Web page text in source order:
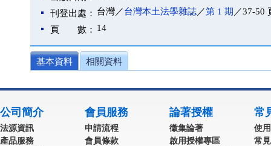
刊登出處： 台灣／台灣本土法學雜誌／第 1 期 ／37-50
頁 數： 14
基本資料 相關資料
公司簡介
法源資訊
產品服務
會員服務
申請流程
會員條款
論著授權
徵集論著
啟用授權專區
常
使
常